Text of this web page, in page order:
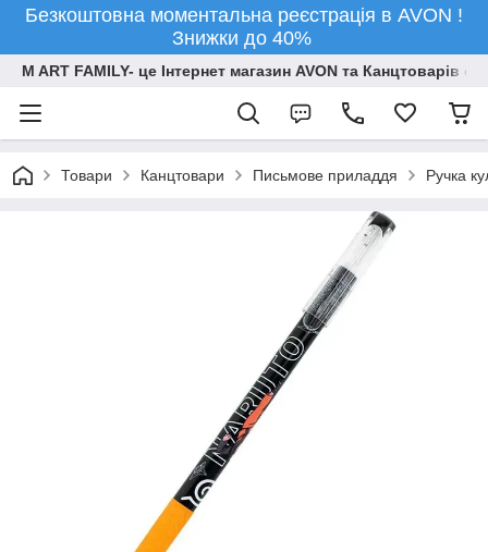
Безкоштовна моментальна реєстрація в AVON !
Знижки до 40%
M ART FAMILY- це Інтернет магазин AVON та Канцтоварів
Товари Канцтовари Письмове приладдя Ручка